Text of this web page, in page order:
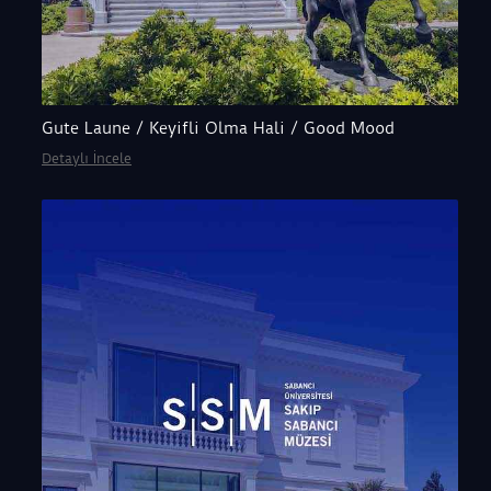
Gute Laune / Keyifli Olma Hali / Good Mood
Detaylı İncele